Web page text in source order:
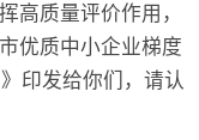
高质量评价作用，
优质中小企业梯度
印发给你们，请认